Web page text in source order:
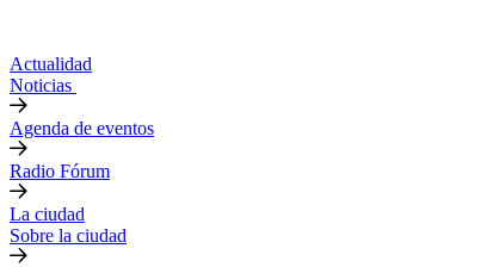
Actualidad
Noticias
Agenda de eventos
Radio Fórum
La ciudad
Sobre la ciudad